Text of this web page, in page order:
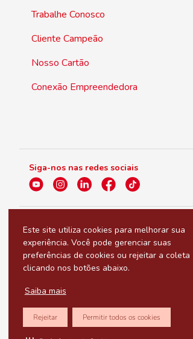
Este site utiliza cookies para melhorar sua
experiência. Você pode gerenciar suas
preferências de cookies ou rejeitar a coleta
clicando nos botões abaixo.
Saiba mais
Rejeitar Permitir todos os cookies
Trabalhe Conosco
Cliente Campeão
Nosso Cartão
Conexão Empreendedora
Siga-nos nas redes sociais
A venda e o consumo de bebidas alcoólicas
válidas para a loja eletrônica, sendo que
para menos, por conta de produtos
do pedido. Produtos em promoção
20/03/97). A venda está diretamente ligada
Caso algum produto venha a faltar no
todos os